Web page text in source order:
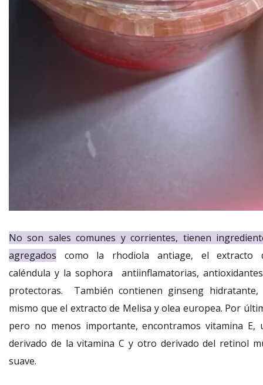
No son sales comunes y corrientes, tienen
agregados como la rhodiola antiage, el extracto
caléndula y la sophora antiinflamatorias,
protectoras. También contienen ginseng hidratante,
mismo que el extracto de Melisa y olea europea. Por
pero no menos importante, encontramos vitamina E,
derivado de la vitamina C y otro derivado del retinol
suave.